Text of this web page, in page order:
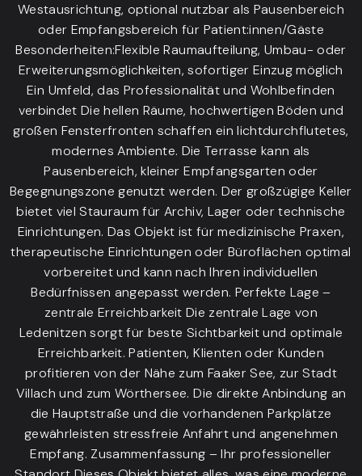
Westausrichtung, optional nutzbar als Pausenbereich
oder Empfangsbereich für Patient:innen/Gäste
Besonderheiten:Flexible Raumaufteilung, Umbau- oder
Erweiterungsmöglichkeiten, sofortiger Einzug möglich
Ein Umfeld, das Professionalität und Wohlbefinden
verbindet Die hellen Räume, hochwertigen Böden und
großen Fensterfronten schaffen ein lichtdurchflutetes,
modernes Ambiente. Die Terrasse kann als
Pausenbereich, kleiner Empfangsgarten oder
Begegnungszone genutzt werden. Der großzügige Keller
bietet viel Stauraum für Archiv, Lager oder technische
Einrichtungen. Das Objekt ist für medizinische Praxen,
therapeutische Einrichtungen oder Büroflächen optimal
vorbereitet und kann nach Ihren individuellen
Bedürfnissen angepasst werden. Perfekte Lage –
zentrale Erreichbarkeit Die zentrale Lage von
Ledenitzen sorgt für beste Sichtbarkeit und optimale
Erreichbarkeit. Patienten, Klienten oder Kunden
profitieren von der Nähe zum Faaker See, zur Stadt
Villach und zum Wörthersee. Die direkte Anbindung an
die Hauptstraße und die vorhandenen Parkplätze
gewährleisten stressfreie Anfahrt und angenehmen
Empfang. Zusammenfassung – Ihr professioneller